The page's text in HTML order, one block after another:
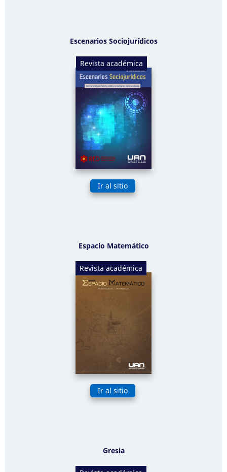
Escenarios Sociojurídicos
Revista académica
Ir al sitio
Espacio Matemático
Revista académica
Ir al sitio
Gresia